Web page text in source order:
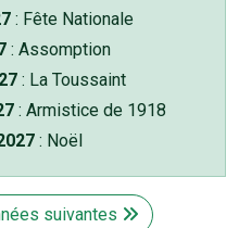
: Fête Nationale
: Assomption
: La Toussaint
: Armistice de 1918
: Noël
suivantes